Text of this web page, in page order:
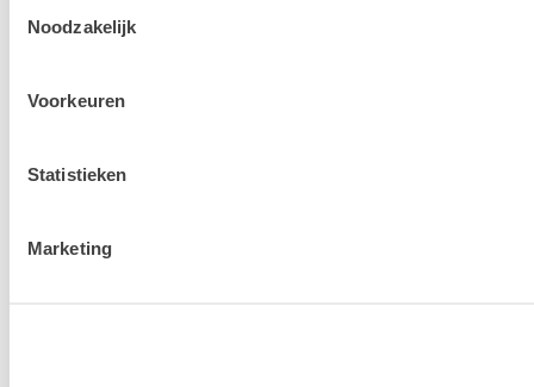
Noodzakelijk
Voorkeuren
Statistieken
Marketing